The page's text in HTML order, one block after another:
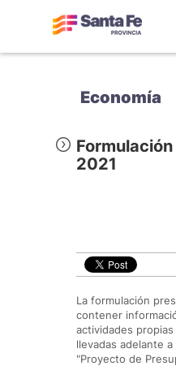
Economía
2021
La formulación
contener
actividades
llevadas adelante
"Proyecto de